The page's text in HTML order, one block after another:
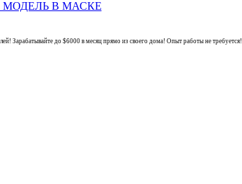
до $6000 в месяц прямо из своего дома! Опыт работы не требуется!